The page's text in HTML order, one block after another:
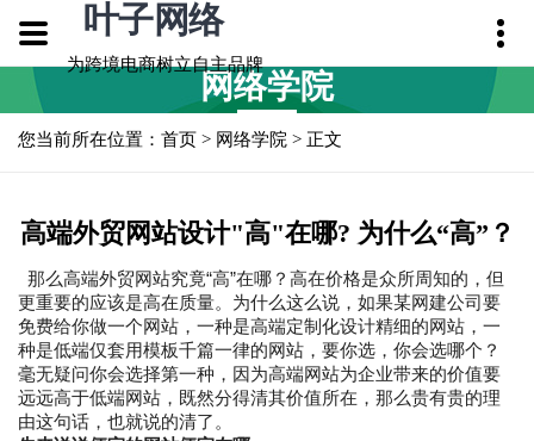
叶子网络
为跨境电商树立自主品牌
网络学院
您当前所在位置： 首页 > 网络学院 > 正文
高端外贸网站设计"高"在哪? 为什么“高”？
那么高端外贸网站究竟“高”在哪？高在价格是众所周知的，但
更重要的应该是高在质量。为什么这么说，如果某网建公司要
免费给你做一个网站，一种是高端定制化设计精细的网站，一
种是低端仅套用模板千篇一律的网站，要你选，你会选哪个？
毫无疑问你会选择第一种，因为高端网站为企业带来的价值要
远远高于低端网站，既然分得清其价值所在，那么贵有贵的理
由这句话，也就说的清了。